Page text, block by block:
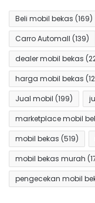
Beli mobil bekas (169)
Carro Automall (139)
dealer mobil bekas
harga mobil bekas
Jual mobil (199)
marketplace mobil
mobil bekas (519)
mobil bekas murah
pengecekan mobil